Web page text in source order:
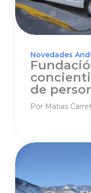
Novedades
de
Por Matias